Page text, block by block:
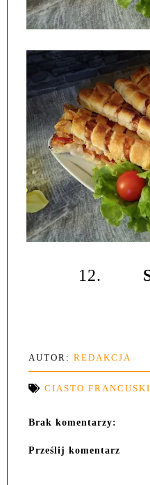
12.
AUTOR: REDAKCJA
CIASTO
Brak komentarzy:
Prześlij komentarz